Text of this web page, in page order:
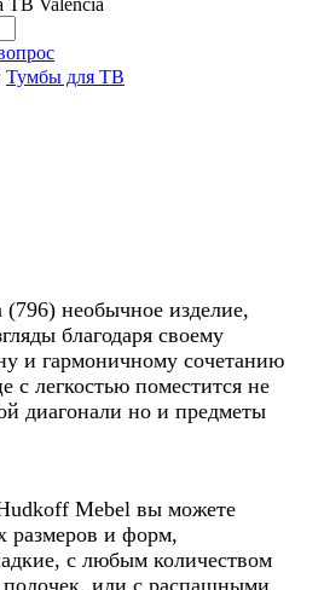
Тумбы для ТВ
необычное изделие,
благодаря своему
и гармоничному сочетанию
с легкостью поместится не
диагонали но и предметы
Mebel вы можете
размеров и форм,
с любым количеством
или с распашными